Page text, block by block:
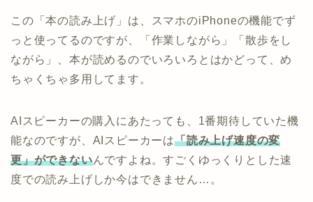
この「本の読み上げ」は、スマホのiPhoneの機能でず
っと使ってるのですが、「作業しながら」「散歩をし
ながら」、本が読めるのでいろいろとはかどって、め
ちゃくちゃ多用してます。
AIスピーカーの購入にあたっても、1番期待していた機
能なのですが、AIスピーカーは「読み上げ速度の変
更」ができないんですよね。すごくゆっくりとした速
度での読み上げしか今はできません…。